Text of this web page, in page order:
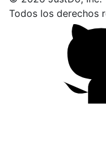
Todos los derechos